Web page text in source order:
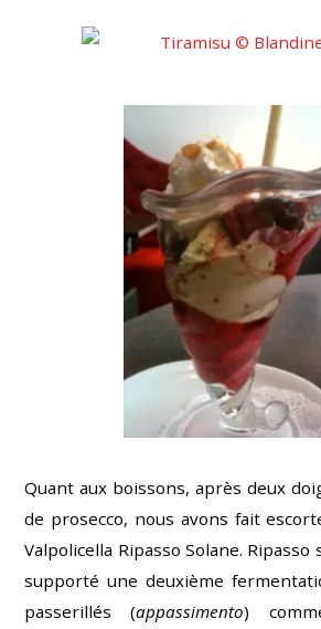
Quant aux boissons, après deux
de prosecco, nous avons fait
Valpolicella Ripasso Solane.
supporté une deuxième
passerillés (appassimento)